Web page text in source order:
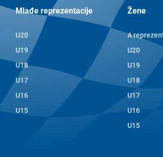
Mlađe reprezentacije
U20
U19
U18
U17
U16
U15
Žene
A
U20
U19
U18
U17
U16
U15